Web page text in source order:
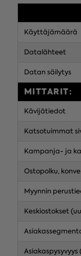
Käyttäjämäärä
Datalähteet
Datan säilytys
MITTARIT:
Kävijätiedot
Katsotuimmat
Kampanja- ja
Ostopolku,
Myynnin
Keskiostokset
Asiakaspysyvyys